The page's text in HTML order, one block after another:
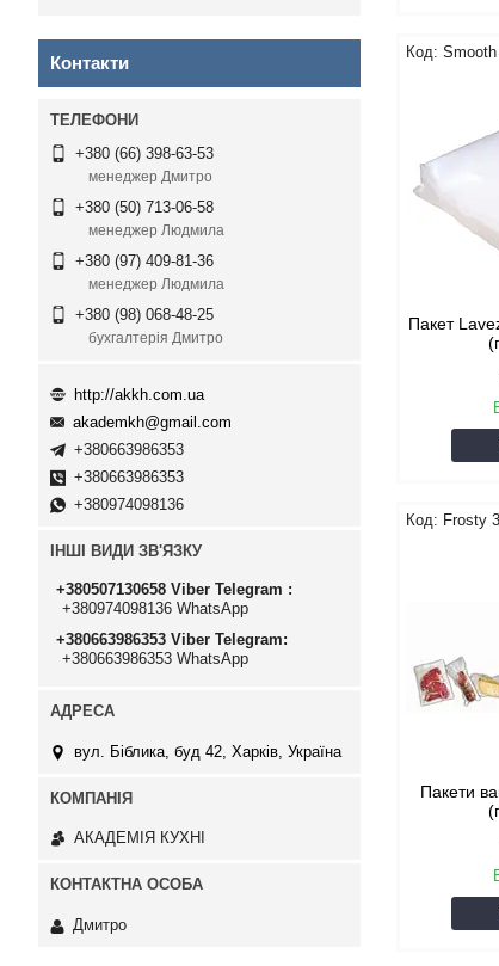
Пакет
Frosty
Пакети
Контакти
+380 (66) 398-63-53
менеджер Дмитро
+380 (50) 713-06-58
менеджер Людмила
+380 (97) 409-81-36
менеджер Людмила
+380 (98) 068-48-25
бухгалтерія Дмитро
http://akkh.com.ua
akademkh@gmail.com
+380663986353
+380663986353
+380974098136
ІНШІ ВИДИ ЗВ'ЯЗКУ
+380507130658 Viber Telegram
+380974098136 WhatsApp
+380663986353 Viber Telegram
+380663986353 WhatsApp
вул. Біблика, буд 42, Харків, Україна
АКАДЕМІЯ КУХНІ
Дмитро